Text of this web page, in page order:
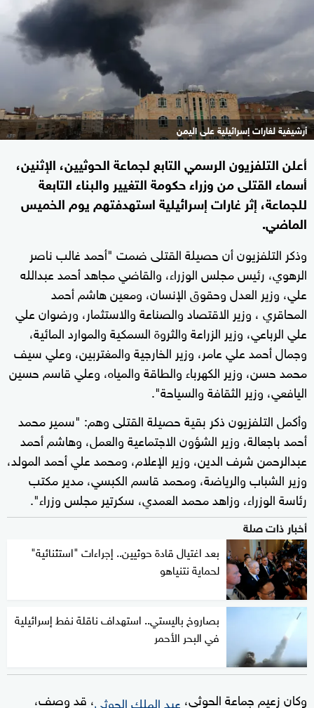
أرشيفية لغارات إسرائيلية على اليمن
أعلن التلفزيون الرسمي التابع لجماعة الحوثيين، الإثنين،
أسماء القتلى من وزراء حكومة التغيير والبناء التابعة
للجماعة، إثر غارات إسرائيلية استهدفتهم يوم الخميس
الماضي.
وذكر التلفزيون أن حصيلة القتلى ضمت "أحمد غالب ناصر
الرهوي، رئيس مجلس الوزراء، والقاضي مجاهد أحمد عبدالله
علي، وزير العدل وحقوق الإنسان، ومعين هاشم أحمد
المحاقري ، وزير الاقتصاد والصناعة والاستثمار، ورضوان علي
علي الرباعي، وزير الزراعة والثروة السمكية والموارد المائية،
وجمال أحمد علي عامر، وزير الخارجية والمغتربين، وعلي سيف
محمد حسن، وزير الكهرباء والطاقة والمياه، وعلي قاسم حسين
اليافعي، وزير الثقافة والسياحة".
وأكمل التلفزيون ذكر بقية حصيلة القتلى وهم: "سمير محمد
أحمد باجعالة، وزير الشؤون الاجتماعية والعمل، وهاشم أحمد
عبدالرحمن شرف الدين، وزير الإعلام، ومحمد علي أحمد المولد،
وزير الشباب والرياضة، ومحمد قاسم الكبسي، مدير مكتب
رئاسة الوزراء، وزاهد محمد العمدي، سكرتير مجلس وزراء".
أخبار ذات صلة
بعد اغتيال قادة حوثيين.. إجراءات "استثنائية"
لحماية نتنياهو
بصاروخ باليستي.. استهداف ناقلة نفط إسرائيلية
في البحر الأحمر
وكان زعيم جماعة الحوثي، عبد الملك الحوثي، قد وصف،